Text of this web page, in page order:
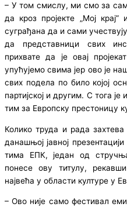
– У том смислу, ми смо за
да кроз пројекте „Мој
суграђана да и сами
да представници свих
прихвате да је овај
упућујемо свима јер ово је
свих подела по било којој
партијској и другим. С тога
тим за Европску престоницу
Колико труда и рада захтева
данашњој јавној
тима ЕПК, један од
понесе ову титулу,
највећа у области културе у
– Ово није само фестивал